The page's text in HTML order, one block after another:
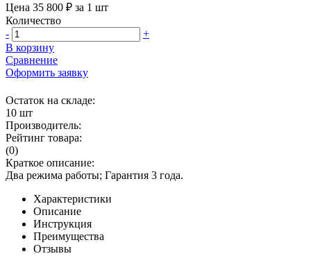
Цена 35 800 ₽ за 1 шт
Количество
-
+
В корзину
Сравнение
Оформить заявку
Остаток на складе:
10 шт
Производитель:
Рейтинг товара:
(0)
Краткое описание:
Два режима работы; Гарантия 3 года.
Характеристики
Описание
Инструкция
Преимущества
Отзывы